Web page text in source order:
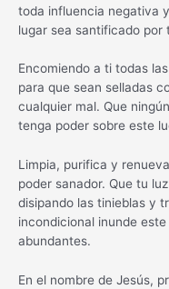
toda influencia negativa
lugar sea santificado por
Encomiendo a ti todas
para que sean selladas
cualquier mal. Que
tenga poder sobre este
Limpia, purifica y
poder sanador. Que tu
disipando las tinieblas y
incondicional inunde
abundantes.
En el nombre de Jesús,